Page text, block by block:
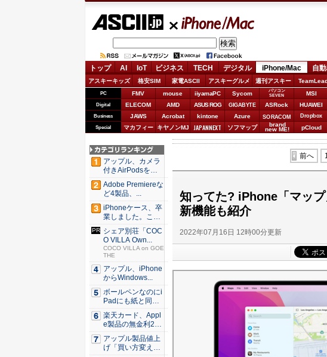
iPhone/Mac
トップ AI IoT ビジネス TECH デジタル iPhone/Mac 自
アスキーキッズ 格安SIM 家電ASCII アスキーグルメ 週刊アスキー
PC FMV mouse iiyamaPC Sycom
パソコン
SEVEN
MSI
Digital ELECOM AMD ASUS ROG GIGABYTE ASRock HUAWEI
Business JAWS Acrobat kintone Azure SORACOM Dropbox
Special マカフィー キヤノンMJ JAPANNEXT ソフマップ brand
new ME! pCloud
前へ 1
知ってた? iPhone「マッ
新機能も紹介
2022年07月16日 12時00分更新
アップル、カメラ
付きAirPodsを年
内...
Adobe Premiereな
ど4製品、...
iPhoneケース、卒
業しました。これ
か...
シェア別荘「COC
O VILLA Own...
COCO VILLA on GOE
THE
アップル、iPhone
からWindows...
ボールペンなのにi
Padにも紙と同じ
滑ら...
楽天カード、Appl
e製品の無金利24
回...
アップル製品値上
げ「買い方変え